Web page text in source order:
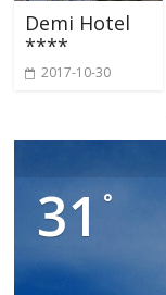
Demi Hotel
****
2017-10-30
31 °